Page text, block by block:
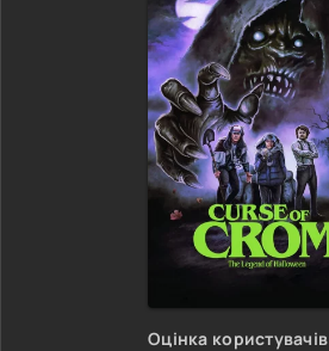
Оцінка користувачів